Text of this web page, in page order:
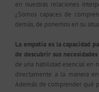
en nuestras relaciones
¿Somos capaces de
demás, de ponernos en su
La empatía es la capacidad
de descubrir sus
de una habilidad esencial en
directamente a la manera
Además de comprender qué